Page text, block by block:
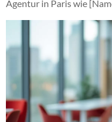
Agentur in Paris wie